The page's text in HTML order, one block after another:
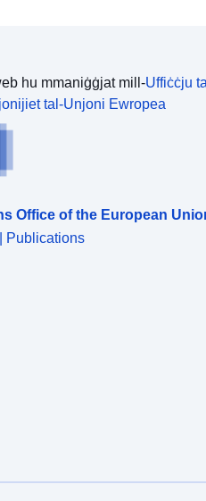
hu mmaniġġjat mill-Uffiċċju
tal-Unjoni Ewropea
Office of the European
Publications